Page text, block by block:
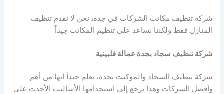
شركه تنظيف مكاتب الشركات في جدة، نحن لا نقدم تنظيف
المنازل فقط ولكننا نساعد على تنظيم المكاتب جيداً
شركة تنظيف سجاد بجدة عمالة فلبينية
شركة تنظيف السجاد والموكيت بجدة، تعلم جيداً أنها من أهم
وأفضل الشركات وهذا يرجع إلى استخدامها الأساليب الأحدث على